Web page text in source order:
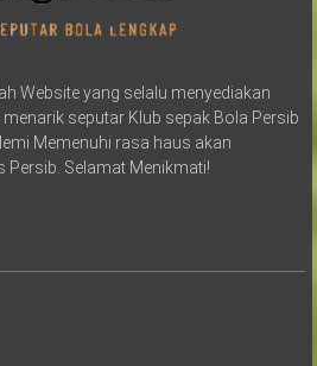
Website yang selalu menyediakan
seputar Klub sepak Bola Persib
Memenuhi rasa haus akan
Selamat Menikmati!